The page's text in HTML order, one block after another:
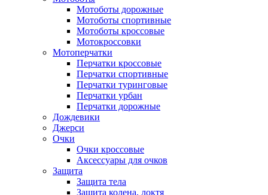
Мотоботы дорожные
Мотоботы спортивные
Мотоботы кроссовые
Мотокроссовки
Мотоперчатки
Перчатки кроссовые
Перчатки спортивные
Перчатки туринговые
Перчатки урбан
Перчатки дорожные
Дождевики
Джерси
Очки
Очки кроссовые
Аксессуары для очков
Защита
Защита тела
Защита колена, локтя